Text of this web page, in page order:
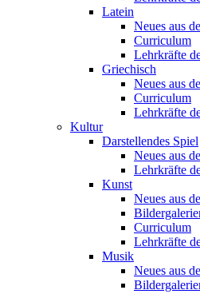
Latein
Neues aus
Curriculum
Lehrkräfte
Griechisch
Neues aus
Curriculum
Lehrkräfte
Kultur
Darstellendes Spiel
Neues aus
Lehrkräfte
Kunst
Neues aus
Curriculum
Lehrkräfte
Musik
Neues aus